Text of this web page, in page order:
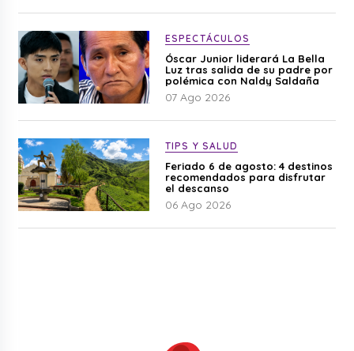
ESPECTÁCULOS
Óscar Junior liderará La Bella
Luz tras salida de su padre por
polémica con Naldy Saldaña
07 Ago 2026
TIPS Y SALUD
Feriado 6 de agosto: 4 destinos
recomendados para disfrutar
el descanso
06 Ago 2026